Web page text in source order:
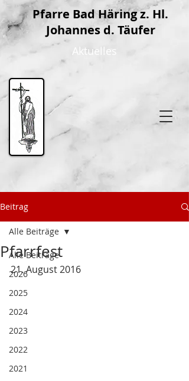
Pfarre Bad Häring z. Hl.
Johannes d. Täufer
Aktuelles
Beitrag
Alle Beiträge
2026
2025
2024
2023
2022
2021
Alle Beiträge
Pfarrfest
21. August 2016